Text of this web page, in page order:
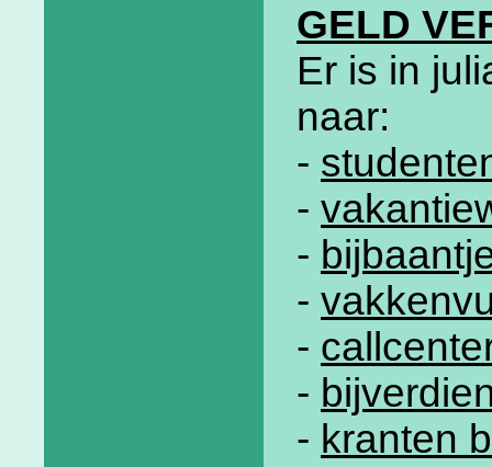
GELD
Er is in
naar:
-
-
-
-
-
-
- kranten